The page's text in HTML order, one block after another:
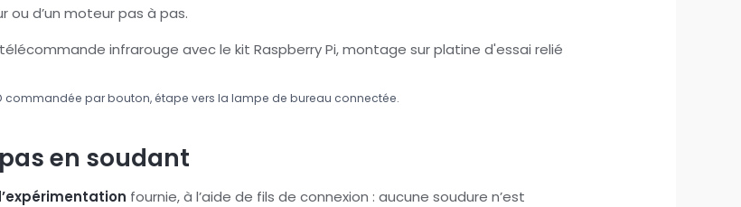
ou d’un moteur pas à pas.
commandée par bouton, étape vers la lampe de bureau connectée.
en soudant
fournie, à l’aide de fils de connexion : aucune soudure n’est